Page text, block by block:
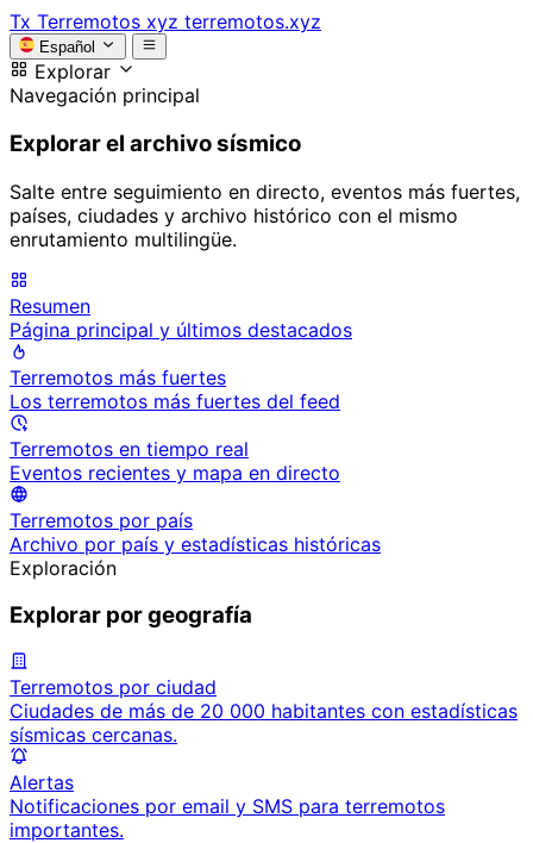
Tx Terremotos xyz terremotos.xyz
Español
Explorar
Navegación principal
Explorar el archivo sísmico
Salte entre seguimiento en directo, eventos más fuertes,
países, ciudades y archivo histórico con el mismo
enrutamiento multilingüe.
Resumen
Página principal y últimos destacados
Terremotos más fuertes
Los terremotos más fuertes del feed
Terremotos en tiempo real
Eventos recientes y mapa en directo
Terremotos por país
Archivo por país y estadísticas históricas
Exploración
Explorar por geografía
Terremotos por ciudad
Ciudades de más de 20 000 habitantes con estadísticas
sísmicas cercanas.
Alertas
Notificaciones por email y SMS para terremotos
importantes.